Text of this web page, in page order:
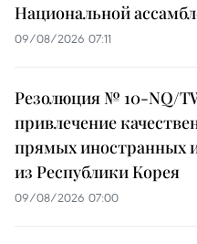
Национальной
09/08/2026 07:11
Резолюция № 10-NQ/
привлечение
прямых иностранных
из Республики Корея
09/08/2026 07:00